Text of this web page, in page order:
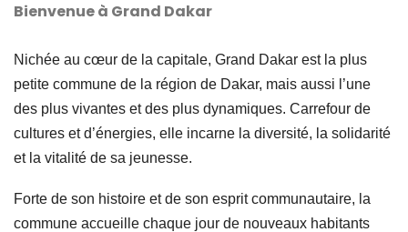
Bienvenue à Grand Dakar
Nichée au cœur de la capitale, Grand Dakar est la plus
petite commune de la région de Dakar, mais aussi l’une
des plus vivantes et des plus dynamiques. Carrefour de
cultures et d’énergies, elle incarne la diversité, la solidarité
et la vitalité de sa jeunesse.
Forte de son histoire et de son esprit communautaire, la
commune accueille chaque jour de nouveaux habitants